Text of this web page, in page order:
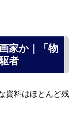
家か｜「物
者
資料はほとんど残